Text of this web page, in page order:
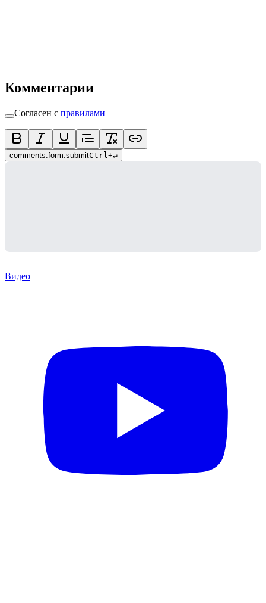
Комментарии
Согласен с правилами
comments.form.submitCtrl +↵
Видео